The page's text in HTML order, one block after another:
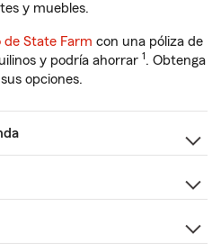
y muebles.
de State Farm con una póliza de
y podría ahorrar 1. Obtenga
opciones.